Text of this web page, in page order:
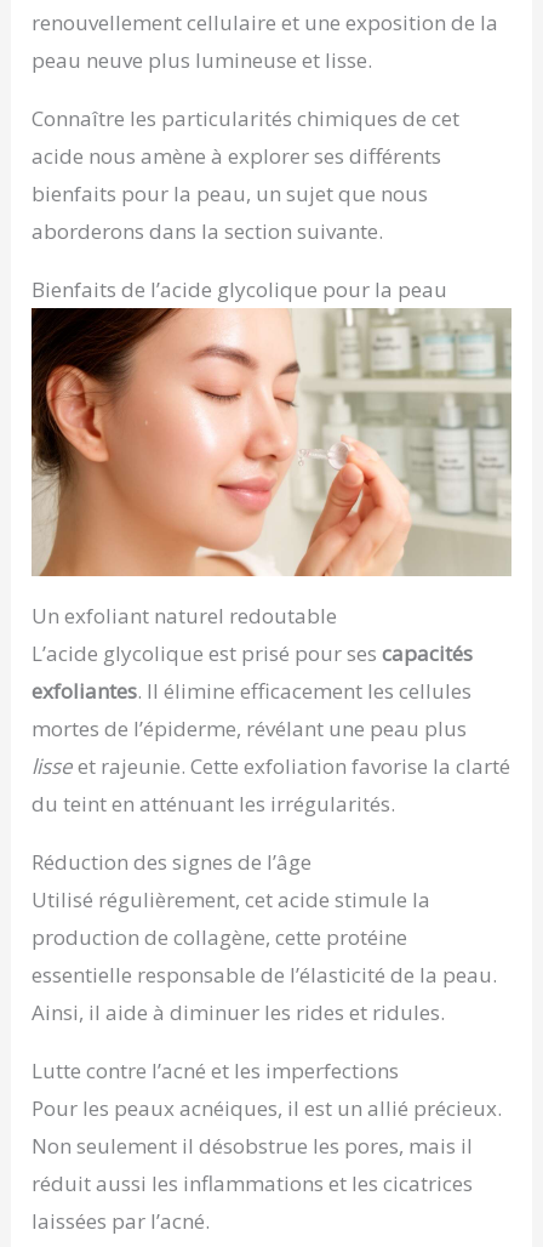
renouvellement cellulaire et une exposition de la
peau neuve plus lumineuse et lisse.
Connaître les particularités chimiques de cet
acide nous amène à explorer ses différents
bienfaits pour la peau, un sujet que nous
aborderons dans la section suivante.
Bienfaits de l’acide glycolique pour la peau
Un exfoliant naturel redoutable
L’acide glycolique est prisé pour sescapacités
exfoliantes. Il élimine efficacement les cellules
mortes de l’épiderme, révélant une peau plus
lisseet rajeunie. Cette exfoliation favorise la clarté
du teint en atténuant les irrégularités.
Réduction des signes de l’âge
Utilisé régulièrement, cet acide stimule la
production de collagène, cette protéine
essentielle responsable de l’élasticité de la peau.
Ainsi, il aide à diminuer les rides et ridules.
Lutte contre l’acné et les imperfections
Pour les peaux acnéiques, il est un allié précieux.
Non seulement il désobstrue les pores, mais il
réduit aussi les inflammations et les cicatrices
laissées par l’acné.